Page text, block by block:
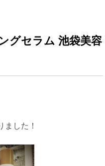
グセラム 池袋美容
ました！